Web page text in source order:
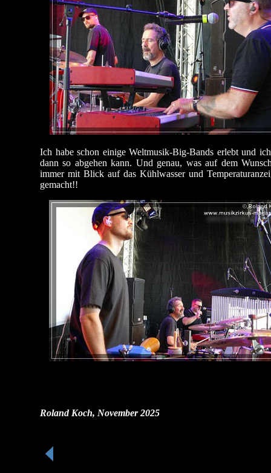
Ich habe schon einige Weltmusik-Big-Bands erlebt und
dann so abgehen kann. Und genau, was auf dem
immer mit Blick auf das Kühlwasser und
gemacht!!
Roland Koch, November 2025